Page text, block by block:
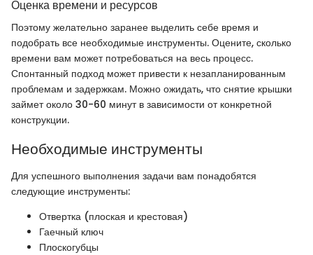
Оценка времени и ресурсов
Поэтому желательно заранее выделить себе время и
подобрать все необходимые инструменты. Оцените, сколько
времени вам может потребоваться на весь процесс.
Спонтанный подход может привести к незапланированным
проблемам и задержкам. Можно ожидать, что снятие крышки
займет около 30-60 минут в зависимости от конкретной
конструкции.
Необходимые инструменты
Для успешного выполнения задачи вам понадобятся
следующие инструменты:
Отвертка (плоская и крестовая)
Гаечный ключ
Плоскогубцы